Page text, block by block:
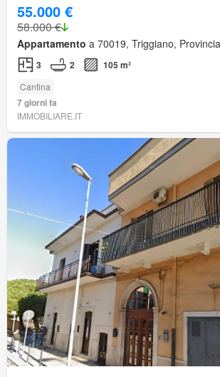
55.000 €
58.000 €
Appartamento a 70019, Triggiano,
3 2 105 m²
Cantina
7 giorni fa
IMMOBILIARE.IT